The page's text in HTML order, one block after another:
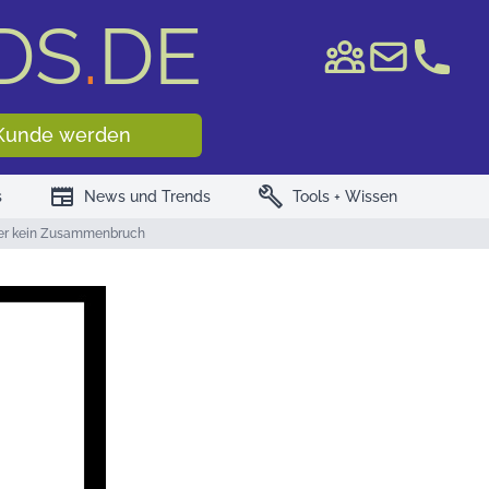
.DE
WKN/ISIN
werden
newspaper News und Trends build Tools + Wissen
kein Zusammenbruch